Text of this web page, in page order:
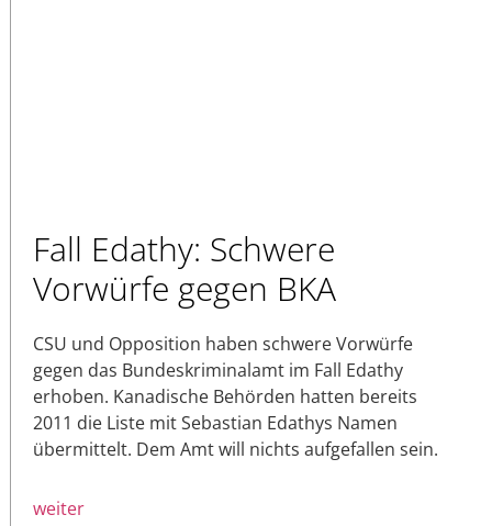
Fall Edathy: Schwere
Vorwürfe gegen BKA
CSU und Opposition haben schwere Vorwürfe
gegen das Bundeskriminalamt im Fall Edathy
erhoben. Kanadische Behörden hatten bereits
2011 die Liste mit Sebastian Edathys Namen
übermittelt. Dem Amt will nichts aufgefallen sein.
weiter